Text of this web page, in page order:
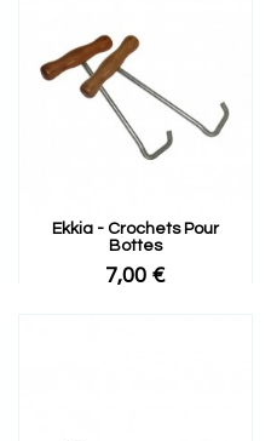
Ekkia - Crochets Pour
Bottes
7,00 €